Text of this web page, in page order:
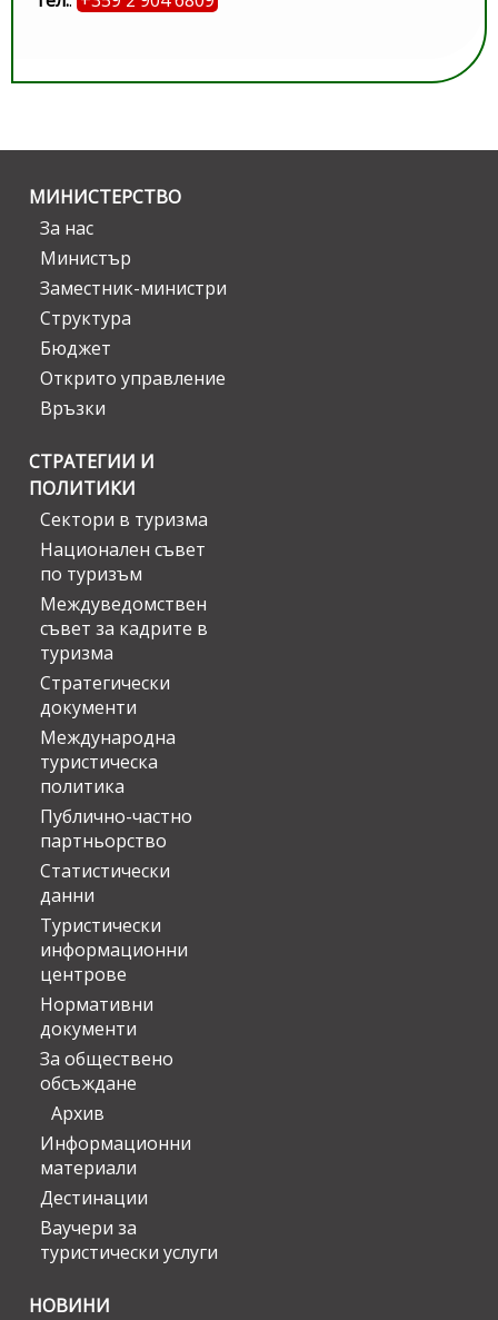
МИНИСТЕРСТВО
За нас
Министър
Заместник-министри
Структура
Бюджет
Открито управление
Връзки
СТРАТЕГИИ И
ПОЛИТИКИ
Сектори в туризма
Национален съвет
по туризъм
Междуведомствен
съвет за кадрите в
туризма
Стратегически
документи
Международна
туристическа
политика
Публично-частно
партньорство
Статистически
данни
Туристически
информационни
центрове
Нормативни
документи
За обществено
обсъждане
Архив
Информационни
материали
Дестинации
Ваучери за
туристически услуги
НОВИНИ